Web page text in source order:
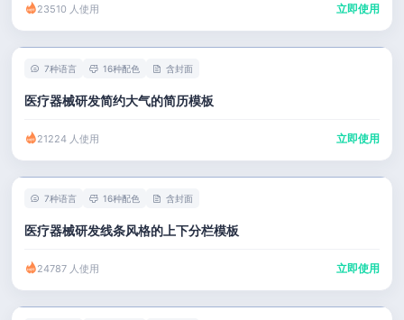
23510 人使用 立即使用
7种语言 16种配色 含封面
医疗器械研发简约大气的简历模板
21224 人使用 立即使用
7种语言 16种配色 含封面
医疗器械研发线条风格的上下分栏模板
24787 人使用 立即使用